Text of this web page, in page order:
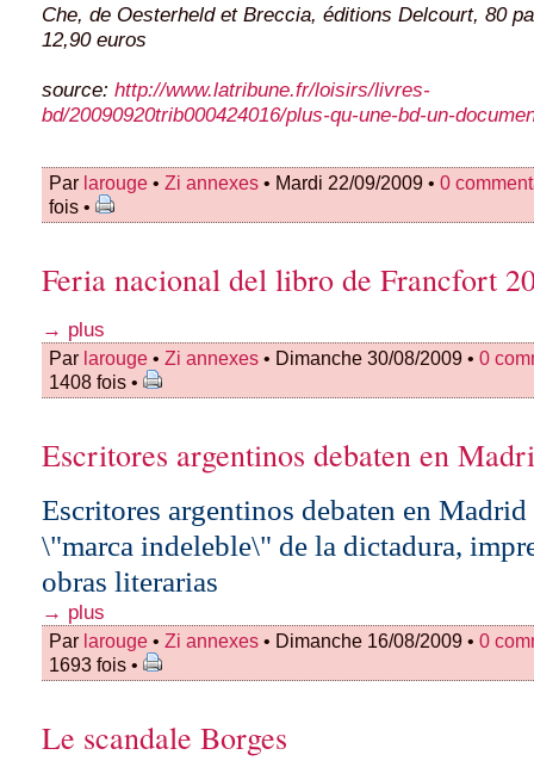
Che, de Oesterheld et Breccia, éditions Delcourt, 80
12,90 euros
source: http://www.latribune.fr/loisirs/livres-
bd/20090920trib000424016/plus-qu-une-bd-un-
Par larouge • Zi annexes • Mardi 22/09/2009 • 0
fois •
Feria nacional del libro de Francfort
→ plus
Par larouge • Zi annexes • Dimanche 30/08/2009 • 0
1408 fois •
Escritores argentinos debaten en
Escritores argentinos debaten en Madrid
\"marca indeleble\" de la dictadura,
obras literarias
→ plus
Par larouge • Zi annexes • Dimanche 16/08/2009 • 0
1693 fois •
Le scandale Borges